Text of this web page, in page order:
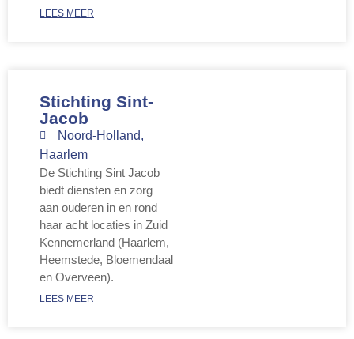
LEES MEER
Stichting Sint-
Jacob
Noord-Holland,
Haarlem
De Stichting Sint Jacob
biedt diensten en zorg
aan ouderen in en rond
haar acht locaties in Zuid
Kennemerland (Haarlem,
Heemstede, Bloemendaal
en Overveen).
LEES MEER